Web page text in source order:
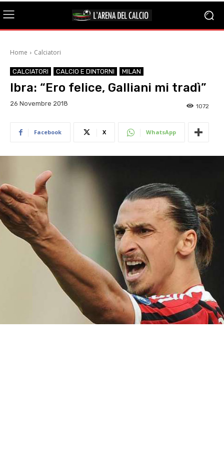
Home Calciatori
CALCIATORI CALCIO E DINTORNI MILAN
Ibra: “Ero felice, Galliani mi tradì”
26 Novembre 2018 1072
Facebook X WhatsApp